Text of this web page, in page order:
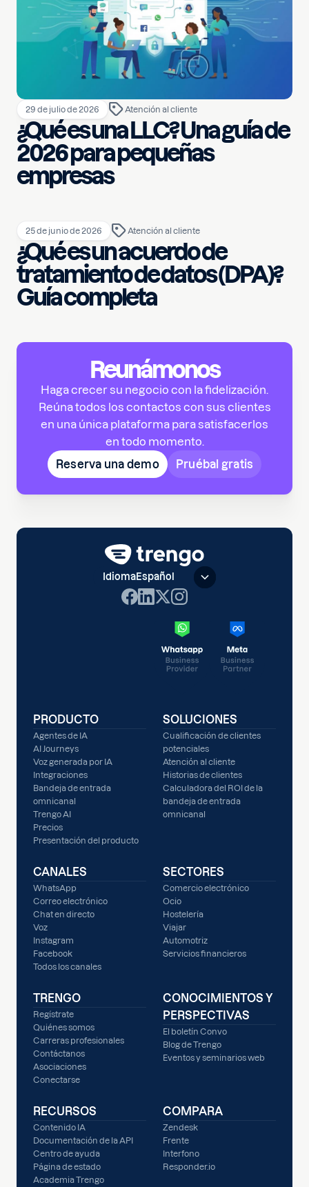
29 de julio de 2026 Atención al cliente
¿Qué es una LLC? Una guía de
2026 para pequeñas
empresas
25 de junio de 2026 Atención al cliente
¿Qué es un acuerdo de
tratamiento de datos (DPA)?
Guía completa
Reunámonos
Haga crecer su negocio con la fidelización.
Reúna todos los contactos con sus clientes
en una única plataforma para satisfacerlos
en todo momento.
Reserva una demo
Pruébal gratis
IdiomaEspañol
PRODUCTO
Agentes de IA
AI Journeys
Voz generada por IA
Integraciones
Bandeja de entrada
omnicanal
Trengo AI
Precios
Presentación del producto
SOLUCIONES
Cualificación de clientes
potenciales
Atención al cliente
Historias de clientes
Calculadora del ROI de la
bandeja de entrada
omnicanal
CANALES
WhatsApp
Correo electrónico
Chat en directo
Voz
Instagram
Facebook
Todos los canales
SECTORES
Comercio electrónico
Ocio
Hostelería
Viajar
Automotriz
Servicios financieros
TRENGO
Regístrate
Quiénes somos
Carreras profesionales
Contáctanos
Asociaciones
Conectarse
CONOCIMIENTOS Y
PERSPECTIVAS
El boletín Convo
Blog de Trengo
Eventos y seminarios web
RECURSOS
Contenido IA
Documentación de la API
Centro de ayuda
Página de estado
Academia Trengo
COMPARA
Zendesk
Frente
Interfono
Responder.io